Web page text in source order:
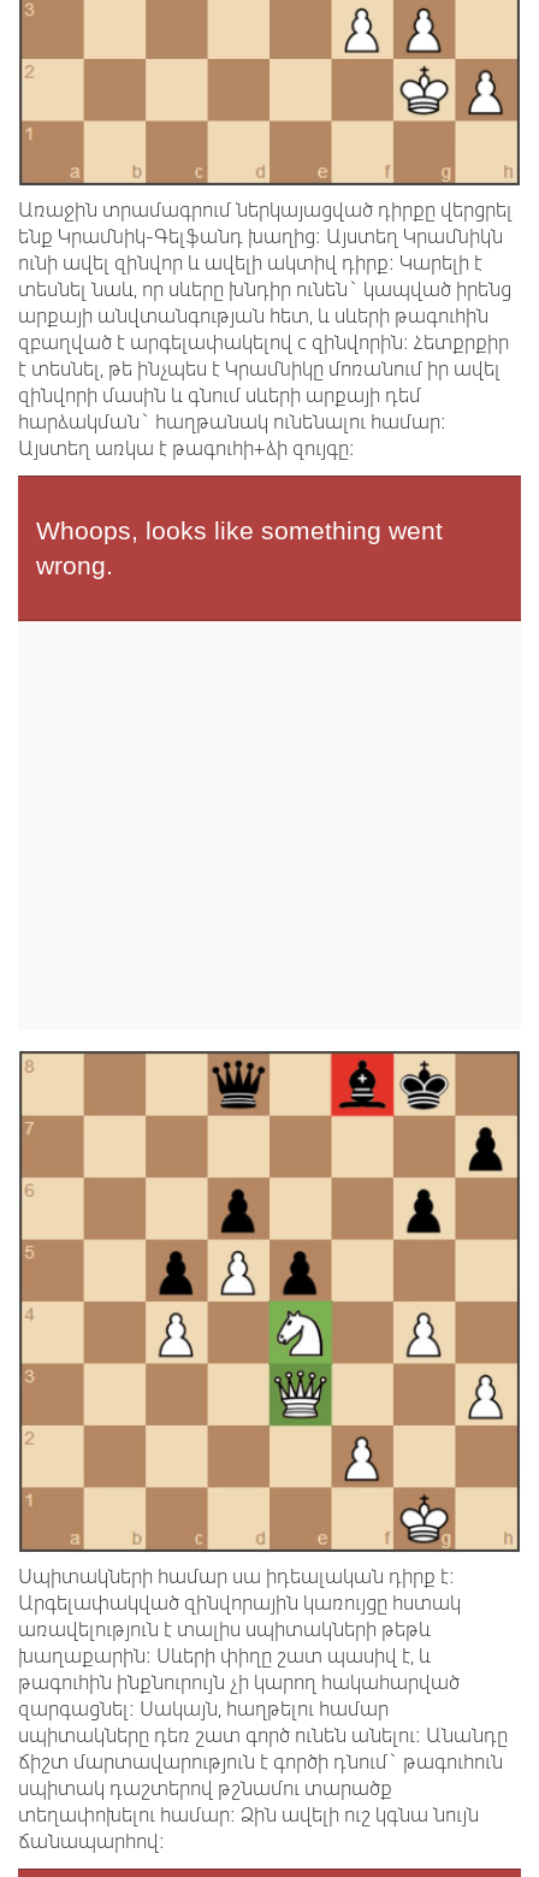
Առաջին տրամագրում ներկայացված դիրքը վերցրել
ենք Կրամնիկ-Գելֆանդ խաղից: Այստեղ Կրամնիկն
ունի ավել զինվոր և ավելի ակտիվ դիրք: Կարելի է
տեսնել նաև, որ սևերը խնդիր ունեն` կապված իրենց
արքայի անվտանգության հետ, և սևերի թագուհին
զբաղված է արգելափակելով c զինվորին: Հետքրքիր
է տեսնել, թե ինչպես է Կրամնիկը մոռանում իր ավել
զինվորի մասին և գնում սևերի արքայի դեմ
հարձակման` հաղթանակ ունենալու համար:
Այստեղ առկա է թագուհի+ձի զույգը:
Սպիտակների համար սա իդեալական դիրք է:
Արգելափակված զինվորային կառույցը հստակ
առավելություն է տալիս սպիտակների թեթև
խաղաքարին: Սևերի փիղը շատ պասիվ է, և
թագուհին ինքնուրույն չի կարող հակահարված
զարգացնել: Սակայն, հաղթելու համար
սպիտակները դեռ շատ գործ ունեն անելու: Անանդը
ճիշտ մարտավարություն է գործի դնում` թագուհուն
սպիտակ դաշտերով թշնամու տարածք
տեղափոխելու համար: Ձին ավելի ուշ կգնա նույն
ճանապարհով: